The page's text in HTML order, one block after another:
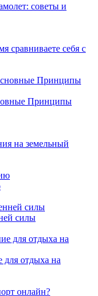
советы и
сравниваете себя с
Принципы
на земельный
силы
для отдыха на